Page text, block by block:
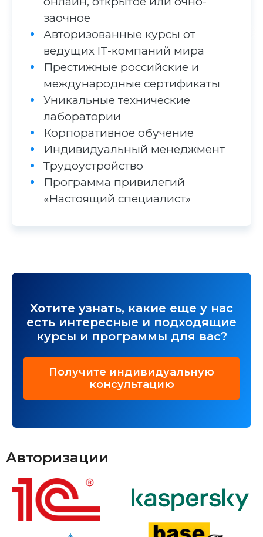
заочное
Авторизованные курсы от
ведущих IT-компаний мира
Престижные российские и
международные сертификаты
Уникальные технические
лаборатории
Корпоративное обучение
Индивидуальный менеджмент
Трудоустройство
Программа привилегий
«Настоящий специалист»
Хотите узнать, какие еще у нас
есть интересные и подходящие
курсы и программы для вас?
Получите индивидуальную
консультацию
Авторизации